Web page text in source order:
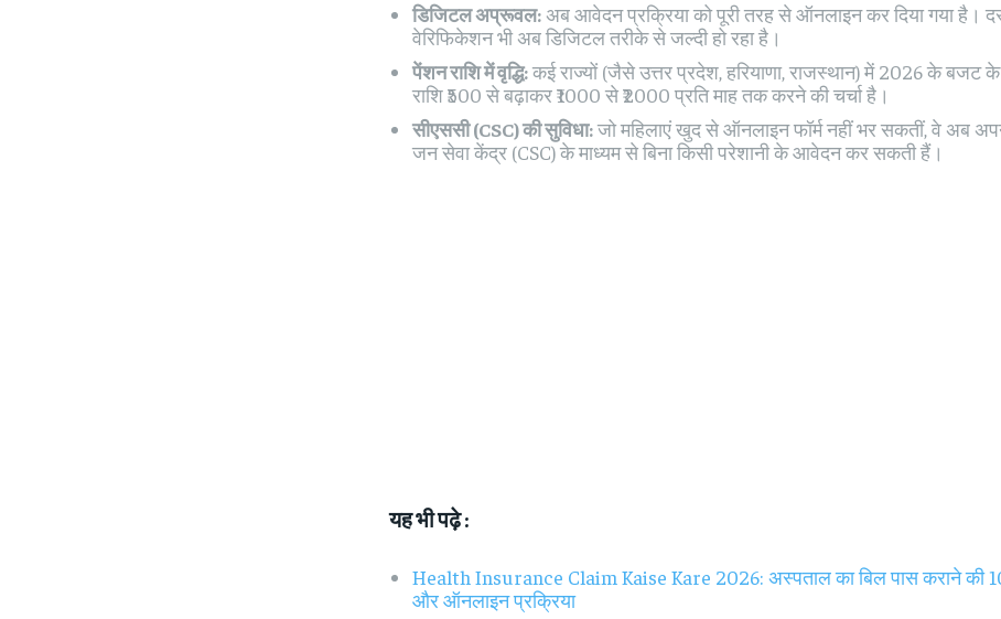
डिजिटल अप्रूवल:अब आवेदन प्रक्रिया को पूरी तरह से ऑनलाइन कर दिया गया है।
वेरिफिकेशन भी अब डिजिटल तरीके से जल्दी हो रहा है।
पेंशन राशि में वृद्धि:कई राज्यों (जैसे उत्तर प्रदेश, हरियाणा, राजस्थान) में 2026 के बजट
राशि ₹500 से बढ़ाकर ₹1000 से ₹2000 प्रति माह तक करने की चर्चा है।
सीएससी (CSC) की सुविधा:जो महिलाएं खुद से ऑनलाइन फॉर्म नहीं भर सकतीं, वे अब
जन सेवा केंद्र (CSC) के माध्यम से बिना किसी परेशानी के आवेदन कर सकती हैं।
यह भी पढ़े :
Health Insurance Claim Kaise Kare 2026: अस्पताल का बिल पास कराने की
और ऑनलाइन प्रक्रिया